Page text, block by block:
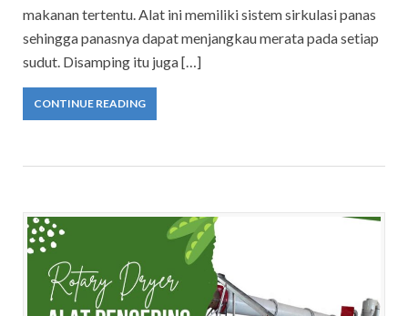
makanan tertentu. Alat ini memiliki sistem sirkulasi panas
sehingga panasnya dapat menjangkau merata pada setiap
sudut. Disamping itu juga […]
CONTINUE READING